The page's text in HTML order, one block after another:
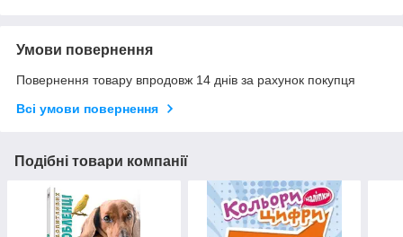
Умови повернення
Повернення товару впродовж 14 днів за рахунок покупця
Всі умови повернення
Подібні товари компанії